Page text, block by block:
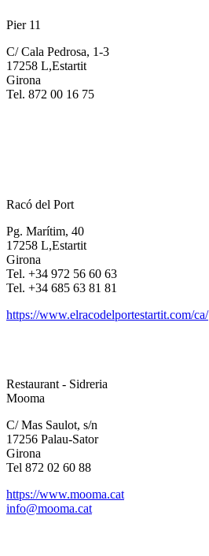
Pier 11
C/ Cala Pedrosa, 1-3
17258 L,Estartit
Girona
Tel. 872 00 16 75
Racó del Port
Pg. Marítim, 40
17258 L,Estartit
Girona
Tel. +34 972 56 60 63
Tel. +34 685 63 81 81
https://www.elracodelportestartit.com/ca/
Restaurant - Sidreria
Mooma
C/ Mas Saulot, s/n
17256 Palau-Sator
Girona
Tel 872 02 60 88
https://www.mooma.cat
info@mooma.cat